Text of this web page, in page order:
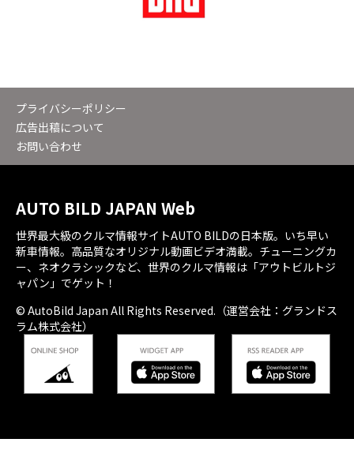
プライバシーポリシー
広告出稿について
お問い合わせ
AUTO BILD JAPAN Web
世界最大級のクルマ情報サイトAUTO BILDの日本版。いち早い
新車情報。高品質なオリジナル動画ビデオ満載。チューニングカ
ー、ネオクラシックなど、世界のクルマ情報は「アウトビルトジ
ャパン」でゲット！
© AutoBild Japan All Rights Reserved.（運営会社：グランドス
ラム株式会社）